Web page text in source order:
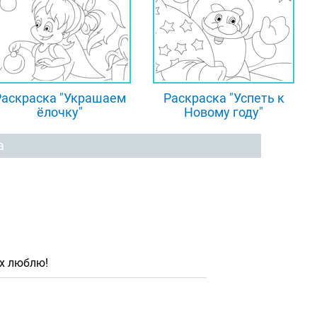
"Украшаем
ёлочку"
Раскраска "Успеть к
Новому году"
люблю!